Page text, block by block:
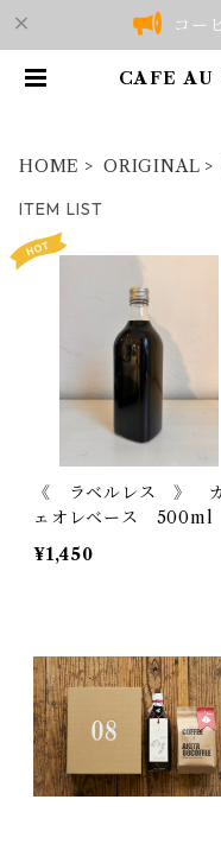
コー
CAFE
HOME ORIGINAL
ITEM LIST
《 ラベルレス 》
ェオレベース 500ml
¥1,450